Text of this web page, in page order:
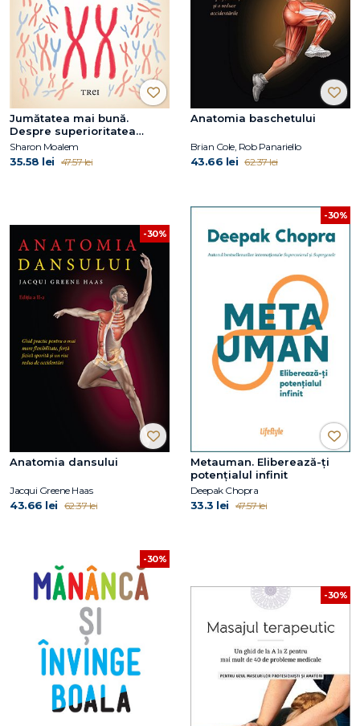
Jumătatea mai bună.
Despre superioritatea
genetică a femeilor
Sharon Moalem
35.58 lei 47.57 lei
Anatomia baschetului
Brian Cole, Rob Panariello
43.66 lei 62.37 lei
-30%
Anatomia dansului
Jacqui Greene Haas
43.66 lei 62.37 lei
-30%
Metauman. Eliberează-ţi
potenţialul infinit
Deepak Chopra
33.3 lei 47.57 lei
-30%
-30%